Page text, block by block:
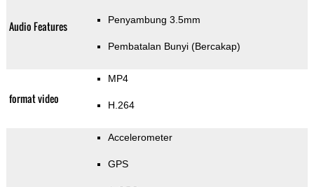
Audio Features Penyambung 3.5mm
Pembatalan Bunyi (Bercakap)
format video
MP4
H.264
Accelerometer
GPS